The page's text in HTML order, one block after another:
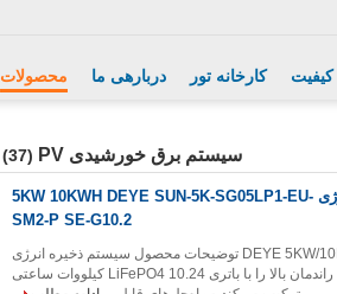
محصولات دربارهی ما کارخانه تور کیفیت
سیستم برق خورشیدی PV (37)
سیستم ذخیره سازی انرژی 5KW 10KWH DEYE SUN-5K-SG05LP1-EU-
SM2-P SE-G10.2
DEYE 5KW/10KWH SUN-5K-SG05LP1-EU-SM2-P/SE-G10.2 توضیحات محصول سیستم ذخیره انرژی
DEYE 5KW / 10KWH یک اینورتر هیبریدی تک فاز با راندمان بالا را با باتری LiFePO4 10.24 کیلووات ساعتی